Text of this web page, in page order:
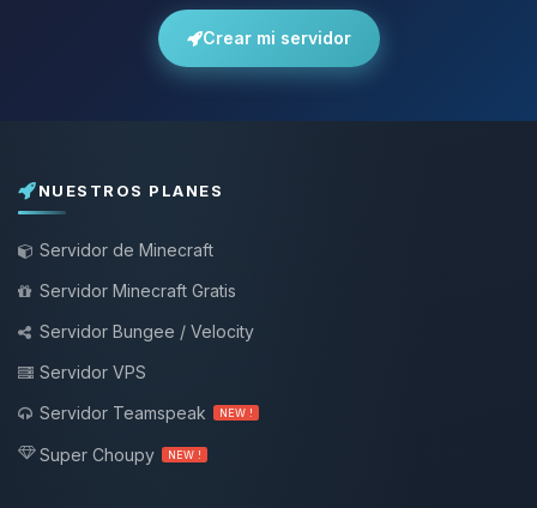
Crear mi servidor
NUESTROS PLANES
Servidor de Minecraft
Servidor Minecraft Gratis
Servidor Bungee / Velocity
Servidor VPS
Servidor Teamspeak
NEW !
Super Choupy NEW !